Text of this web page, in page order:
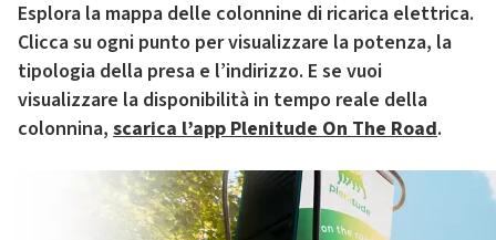
Esplora la mappa delle colonnine di ricarica elettrica.
Clicca su ogni punto per visualizzare la potenza, la
tipologia della presa e l’indirizzo. E se vuoi
visualizzare la disponibilità in tempo reale della
colonnina, scarica l’app Plenitude On The Road.